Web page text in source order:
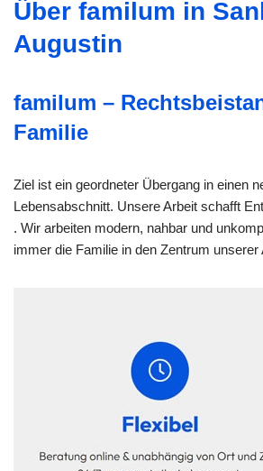
Über familum in
Augustin
familum –
Familie
Ziel ist ein geordneter Übergang in einen
Lebensabschnitt. Unsere Arbeit schafft
. Wir arbeiten modern, nahbar und
immer die Familie in den Zentrum unserer